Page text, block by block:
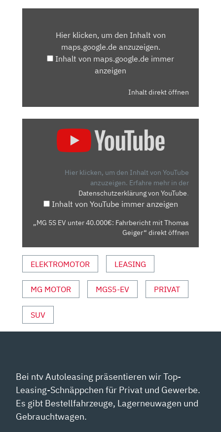
MAPS.GOOGLE.DEHier klicken, um den Inhalt von
maps.google.de anzuzeigen.
Inhalt von maps.google.de immer
anzeigen
Inhalt direkt öffnen
THOMAS
GEIGER“
ANZEIGEN
Hier klicken, um den Inhalt von YouTube
anzuzeigen. Erfahre mehr in der
Datenschutzerklärung von YouTube.
Inhalt von YouTube immer anzeigen
„MG 5S EV unter 40.000€: Fahrbericht mit Thomas
Geiger“ direkt öffnen
ELEKTROMOTOR LEASING
MG MOTOR MGS5-EV PRIVAT
SUV
Bei ntv Autoleasing präsentieren wir Top-
Leasing-Schnäppchen für Privat und Gewerbe.
Es gibt Bestellfahrzeuge, Lagerneuwagen und
Gebrauchtwagen.